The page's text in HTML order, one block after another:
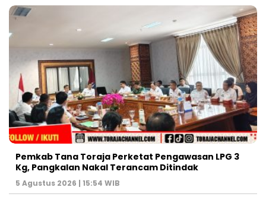
Pemkab Tana Toraja Perketat Pengawasan LPG 3
Kg, Pangkalan Nakal Terancam Ditindak
5 Agustus 2026 | 15:54 WIB